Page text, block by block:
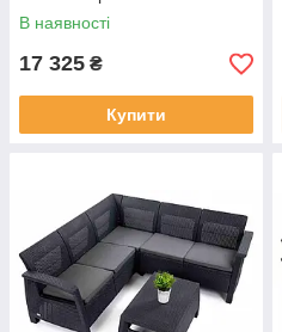
В наявності
17 325 ₴
Купити